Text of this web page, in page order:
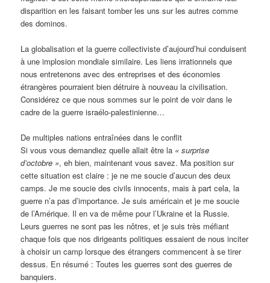
disparition en les faisant tomber les uns sur les autres comme
des dominos.
La globalisation et la guerre collectiviste d’aujourd’hui conduisent
à une implosion mondiale similaire. Les liens irrationnels que
nous entretenons avec des entreprises et des économies
étrangères pourraient bien détruire à nouveau la civilisation.
Considérez ce que nous sommes sur le point de voir dans le
cadre de la guerre israélo-palestinienne…
De multiples nations entraînées dans le conflit
Si vous vous demandiez quelle allait être la « surprise
d’octobre », eh bien, maintenant vous savez. Ma position sur
cette situation est claire : je ne me soucie d’aucun des deux
camps. Je me soucie des civils innocents, mais à part cela, la
guerre n’a pas d’importance. Je suis américain et je me soucie
de l’Amérique. Il en va de même pour l’Ukraine et la Russie.
Leurs guerres ne sont pas les nôtres, et je suis très méfiant
chaque fois que nos dirigeants politiques essaient de nous inciter
à choisir un camp lorsque des étrangers commencent à se tirer
dessus. En résumé : Toutes les guerres sont des guerres de
banquiers.